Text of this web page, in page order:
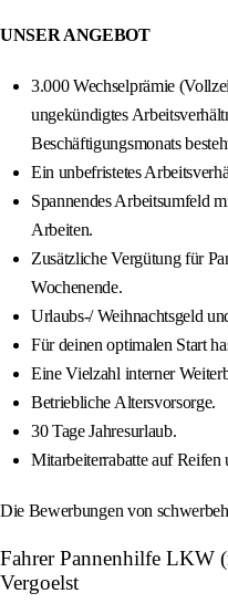
UNSER ANGEBOT
3.000 Wechselprämie
ungekündigtes
Beschäftigungsmonats
Ein unbefristetes
Spannendes Arbeitsumfeld
Arbeiten.
Zusätzliche Vergütung für
Wochenende.
Urlaubs-/ Weihnachtsgeld
Für deinen optimalen Start
Eine Vielzahl interner
Betriebliche Altersvorsorge.
30 Tage Jahresurlaub.
Mitarbeiterrabatte auf Reifen
Die Bewerbungen von
Fahrer Pannenhilfe LKW
Vergoelst